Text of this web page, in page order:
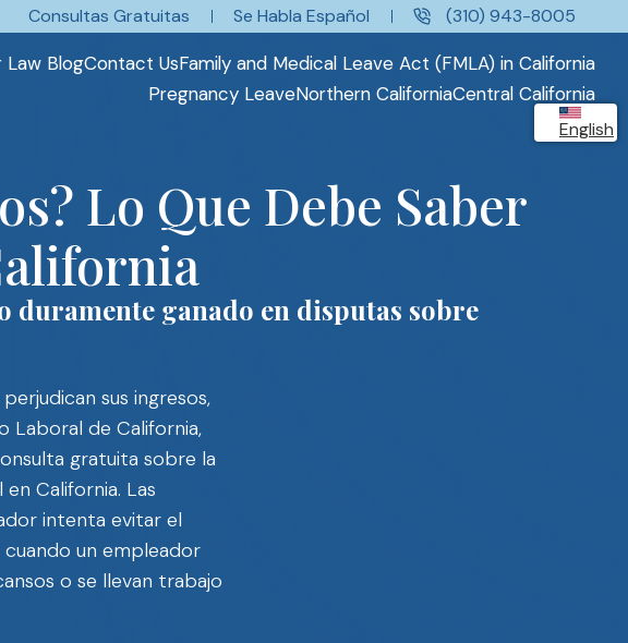
Consultas Gratuitas Se Habla Español (310) 943-8005
Law BlogContact UsFamily and Medical Leave Act (FMLA) in California
Pregnancy LeaveNorthern CaliforniaCentral California
English
Lo Que Debe Saber
duramente ganado en disputas sobre
sus ingresos,
Laboral de California,
gratuita sobre la
California. Las
intenta evitar el
un empleador
o se llevan trabajo